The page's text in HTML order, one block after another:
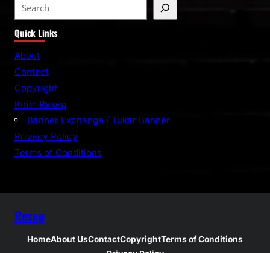
e
a
r
c
Quick Links
About
Contact
Copyright
Kirim Resep
Banner Exchange / Tukar Banner
Privacy Policy
Terms of Conditions
Resep
HomeAbout UsContactCopyrightTerms of Conditions